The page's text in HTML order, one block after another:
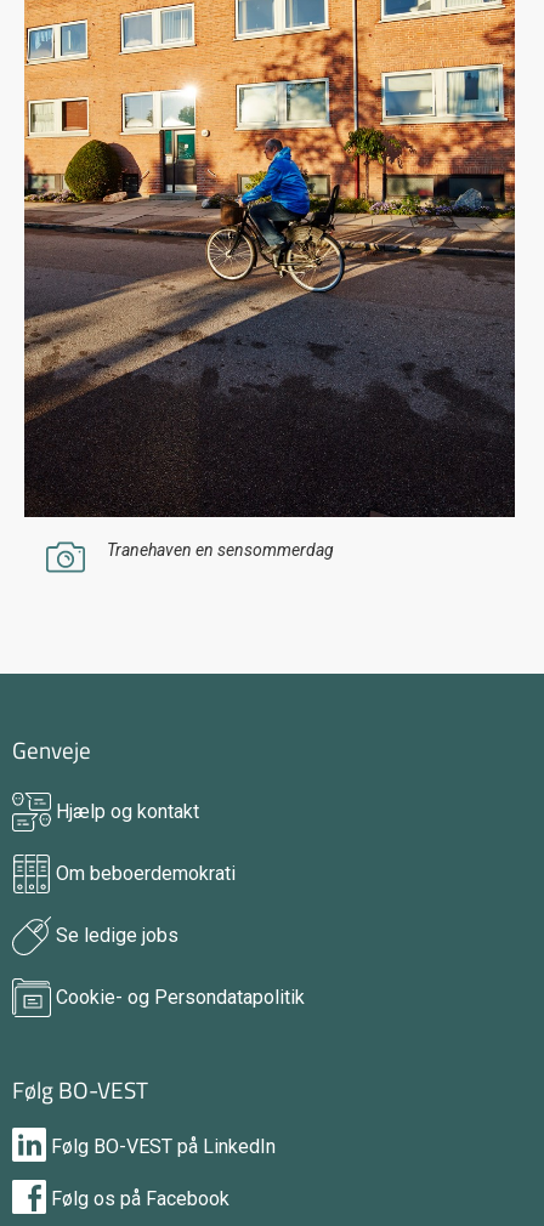
Tranehaven en sensommerdag
Genveje
Hjælp og kontakt
Om beboerdemokrati
Se ledige jobs
Cookie- og Persondatapolitik
Følg BO-VEST
Følg BO-VEST på LinkedIn
Følg os på Facebook